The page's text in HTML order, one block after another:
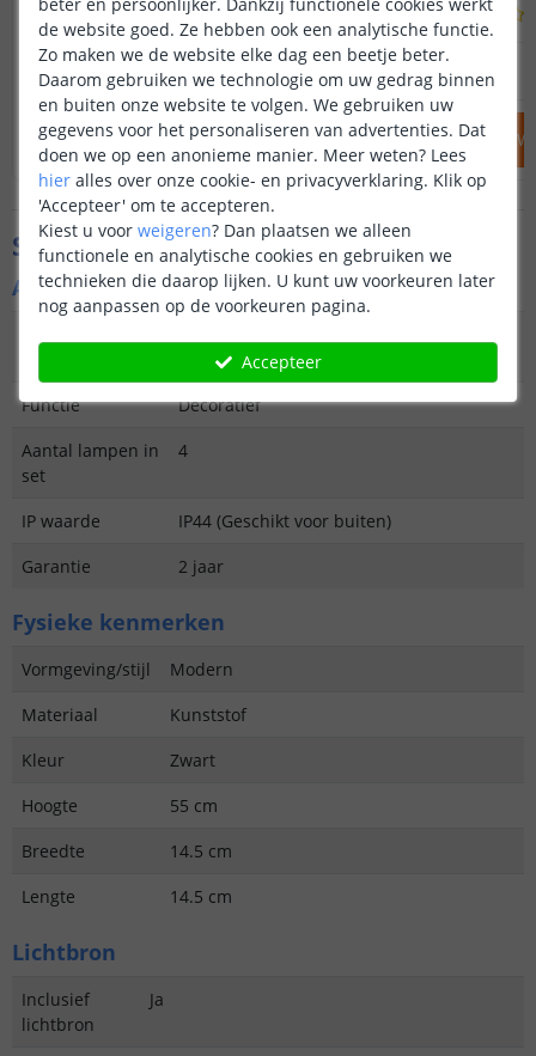
(210 reviews)
OP VOORRAAD 17,95
IN WINKELWAGEN
OP VOORRAAD
IN
Specificaties
Algemene kenmerken
Functie
Decoratief
Aantal lampen in
set
4
IP waarde
IP44 (Geschikt voor buiten)
Garantie
2 jaar
Fysieke kenmerken
Vormgeving/stijl
Modern
Materiaal
Kunststof
Kleur
Zwart
Hoogte
55 cm
Breedte
14.5 cm
Lengte
14.5 cm
Lichtbron
Inclusief
lichtbron
Ja
de website goed. Ze hebben ook een analytische functie.
Zo maken we de website elke dag een beetje beter.
Daarom gebruiken we technologie om uw gedrag binnen
en buiten onze website te volgen. We gebruiken uw
gegevens voor het personaliseren van advertenties. Dat
doen we op een anonieme manier. Meer weten? Lees
hier alles over onze cookie- en privacyverklaring. Klik op
'Accepteer' om te accepteren.
Kiest u voor weigeren? Dan plaatsen we alleen
functionele en analytische cookies en gebruiken we
technieken die daarop lijken. U kunt uw voorkeuren later
nog aanpassen op de voorkeuren pagina.
Accepteer